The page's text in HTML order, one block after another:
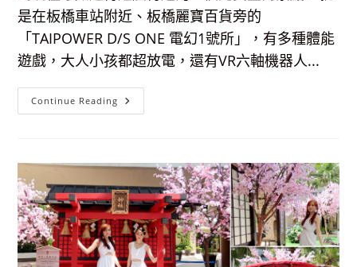
是在板橋車站附近、板橋麗寶百貨旁的
「TAIPOWER D/S ONE 電幻1號所」，有多種體能
遊戲，大人小孩都超放電，還有VR六軸機器人...
Continue Reading 電
幻
六
機
器
人
&
多
種
遊